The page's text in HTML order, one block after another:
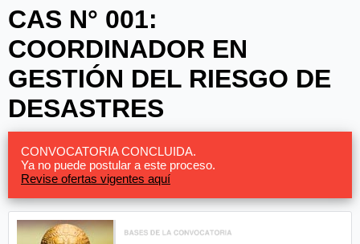
CAS N° 001:
COORDINADOR EN
GESTIÓN DEL RIESGO DE
DESASTRES
CONVOCATORIA CONCLUIDA.
Ya no puede postular a este proceso.
Revise ofertas vigentes aquí